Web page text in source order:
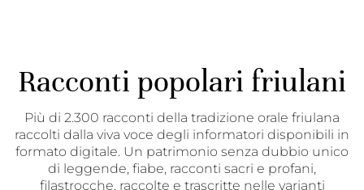
Racconti popolari friulani
Più di 2.300 racconti della tradizione orale friulana
raccolti dalla viva voce degli informatori disponibili in
formato digitale. Un patrimonio senza dubbio unico
di leggende, fiabe, racconti sacri e profani,
filastrocche, raccolte e trascritte nelle varianti